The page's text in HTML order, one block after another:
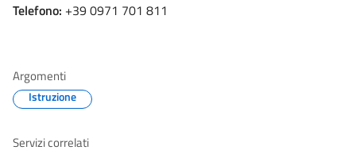
Telefono: +39 0971 701 811
Argomenti
Istruzione
Servizi correlati